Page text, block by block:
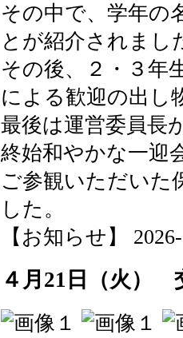
その中で、学年の
とが紹介されまし
その後、２・３年
による歓迎の出し
最後は運営委員長
終始和やかな一迎
ご参観いただいた
した。
【お知らせ】
４月21日（火）